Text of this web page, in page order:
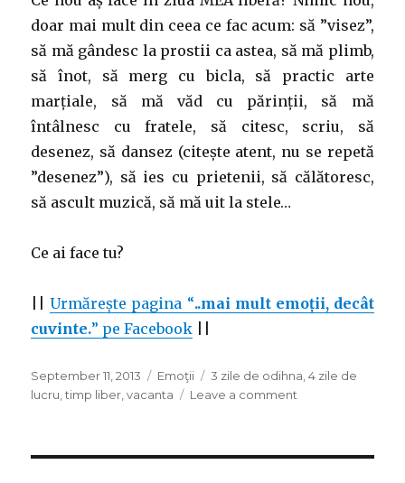
doar mai mult din ceea ce fac acum: să ”visez”,
să mă gândesc la prostii ca astea, să mă plimb,
să înot, să merg cu bicla, să practic arte
marțiale, să mă văd cu părinții, să mă
întâlnesc cu fratele, să citesc, scriu, să
desenez, să dansez (citește atent, nu se repetă
”desenez”), să ies cu prietenii, să călătoresc,
să ascult muzică, să mă uit la stele…
Ce ai face tu?
||Urmărește pagina “..mai mult emoții, decât
cuvinte.” pe Facebook
Posted
on
September 11, 2013 Categories
Emoţii Tags
3 zile de odihna ,4 zile de
lucru ,timp liber ,vacanta Leave a comment